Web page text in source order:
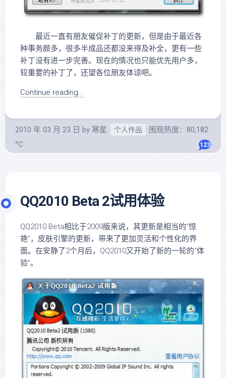
最近一直有朋友催促补丁的更新，但是由于最近各
种事务颇多，很多半成品还都没来得及补全，更有一些
补丁没有进一步完善。现在的情况也只能优先用户多，
较重要的补丁了，还望各位朋友体谅吧。
Continue reading...
2010 年 03 月 23 日 by 寒星 个人作品
围观热度：80,182
°C
123
QQ2010 Beta 2试用体验
QQ2010 Beta相比于2009版来说，其更新是相当的“惊
艳”，皮肤引擎的更新，带来了更加灵活和个性化的界
面。在安静了2个月后，QQ2010又开始了新的一轮的“体
验”。